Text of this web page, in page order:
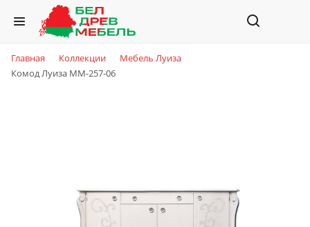
Главная Коллекции
Мебель Луиза
Комод Луиза ММ-257-06